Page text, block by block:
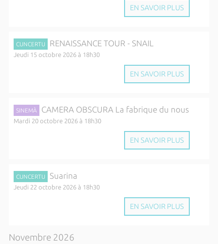
EN SAVOIR PLUS
CUNCERTU RENAISSANCE TOUR - SNAIL
Jeudi 15 octobre 2026 à 18h30
EN SAVOIR PLUS
SINEMÀ CAMERA OBSCURA La fabrique du nous
Mardi 20 octobre 2026 à 18h30
EN SAVOIR PLUS
CUNCERTU Suarina
Jeudi 22 octobre 2026 à 18h30
EN SAVOIR PLUS
Novembre 2026